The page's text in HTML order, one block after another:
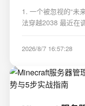
1. 一个被忽视的“未
法穿越2038 最近在
的问题&#xff1a;尝试
2026/8/7 16:57:28